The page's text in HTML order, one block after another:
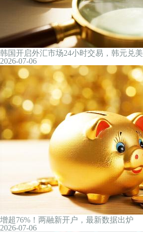
沪指半日涨1.34%，存储芯片大涨
1天前
A股交易新规今起施行 注意三大变化